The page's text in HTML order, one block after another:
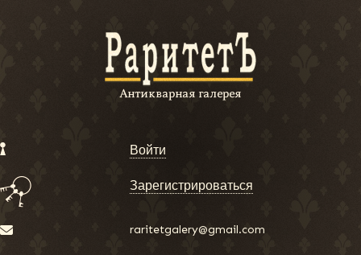
Войти
Зарегистрироваться
raritetgalery@gmail.com